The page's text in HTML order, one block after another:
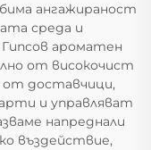
ангажираност
среда и
ароматен
от високочист
от доставчици,
и управляват
напреднали
въздействие,